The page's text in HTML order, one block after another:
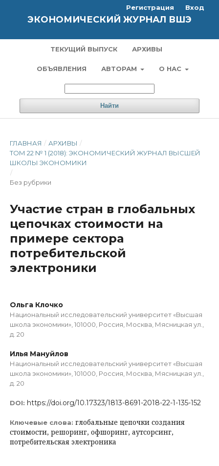
ЭКОНОМИЧЕСКИЙ ЖУРНАЛ ВШЭ
ТЕКУЩИЙ ВЫПУСК АРХИВЫ
ОБЪЯВЛЕНИЯ АВТОРАМ О НАС
Найти
Регистрация Вход
ГЛАВНАЯ / АРХИВЫ /
ТОМ 22 № 1 (2018): ЭКОНОМИЧЕСКИЙ ЖУРНАЛ ВЫСШЕЙ
ШКОЛЫ ЭКОНОМИКИ
/
Без рубрики
Участие стран в глобальных
цепочках стоимости на
примере сектора
потребительской
электроники
Ольга Клочко
Национальный исследовательский университет «Высшая
школа экономики», 101000, Россия, Москва, Мясницкая ул.,
д. 20
Илья Мануйлов
Национальный исследовательский университет «Высшая
школа экономики», 101000, Россия, Москва, Мясницкая ул.,
д. 20
DOI: https://doi.org/10.17323/1813-8691-2018-22-1-135-152
Ключевые слова: глобальные цепочки создания
стоимости, решоринг, офшоринг, аутсорсинг,
потребительская электроника